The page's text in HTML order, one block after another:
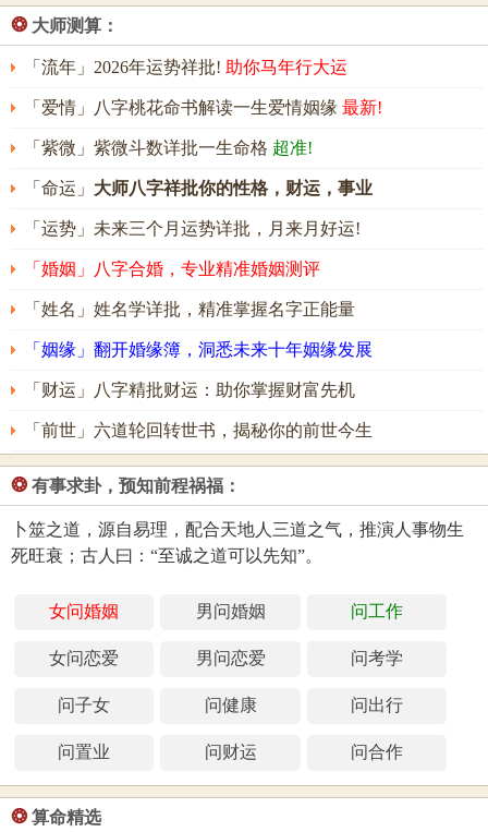
❂ 大师测算：
「流年」2026年运势祥批! 助你马年行大运
「爱情」八字桃花命书解读一生爱情姻缘 最新!
「紫微」紫微斗数详批一生命格 超准!
「命运」 大师八字祥批你的性格，财运，事业
「运势」未来三个月运势详批，月来月好运!
「婚姻」八字合婚，专业精准婚姻测评
「姓名」姓名学详批，精准掌握名字正能量
「姻缘」翻开婚缘簿，洞悉未来十年姻缘发展
「财运」八字精批财运：助你掌握财富先机
「前世」六道轮回转世书，揭秘你的前世今生
❂ 有事求卦，预知前程祸福：
卜筮之道，源自易理，配合天地人三道之气，推演人事物生
死旺衰；古人曰：“至诚之道可以先知”。
女问婚姻 男问婚姻 问工作
女问恋爱 男问恋爱 问考学
问子女 问健康 问出行
问置业 问财运 问合作
❂ 算命精选